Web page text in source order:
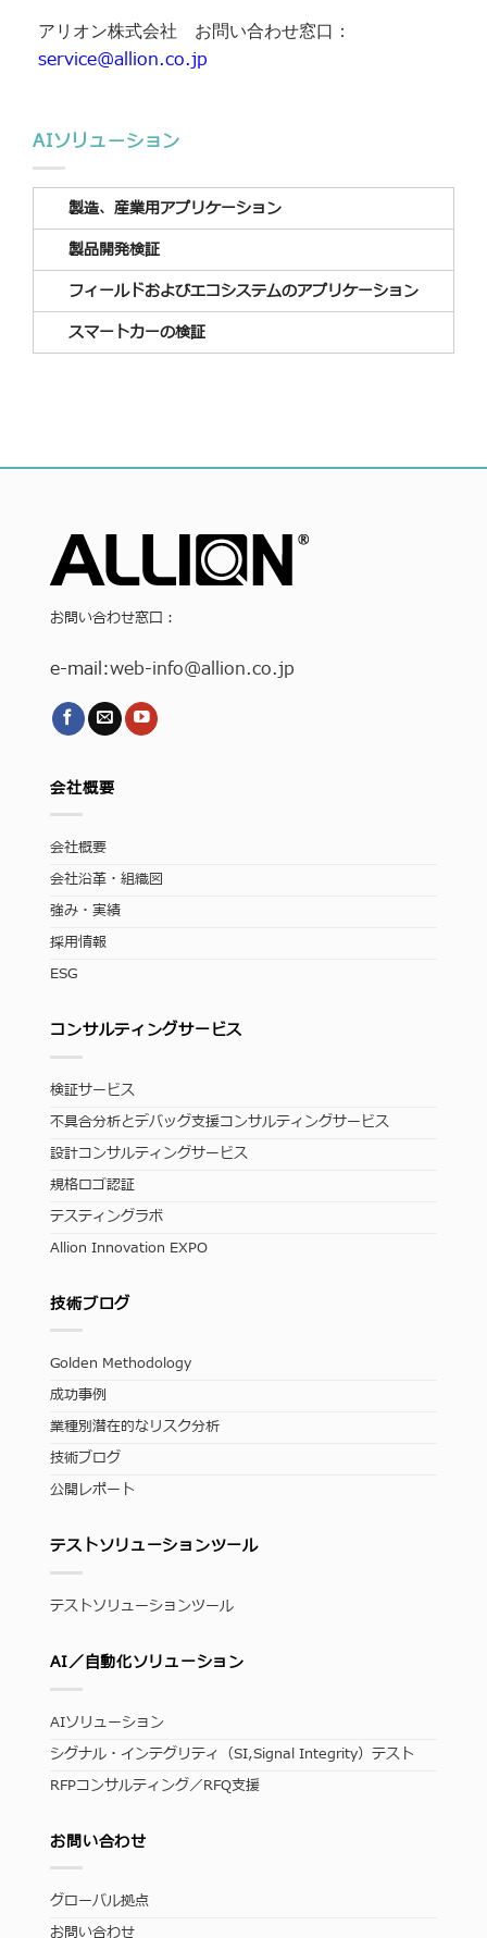
アリオン株式会社 お問い合わせ窓口：
service@allion.co.jp
AIソリューション
製造、産業用アプリケーション
製品開発検証
フィールドおよびエコシステムのアプリケーション
スマートカーの検証
お問い合わせ窓口：
e-mail:web-info@allion.co.jp
会社概要
会社概要
会社沿革・組織図
強み・実績
採用情報
ESG
コンサルティングサービス
検証サービス
不具合分析とデバッグ支援コンサルティングサービス
設計コンサルティングサービス
規格ロゴ認証
テスティングラボ
Allion Innovation EXPO
技術ブログ
Golden Methodology
成功事例
業種別潜在的なリスク分析
技術ブログ
公開レポート
テストソリューションツール
テストソリューションツール
AI／自動化ソリューション
AIソリューション
シグナル・インテグリティ（SI,Signal Integrity）テスト
RFPコンサルティング／RFQ支援
お問い合わせ
グローバル拠点
お問い合わせ